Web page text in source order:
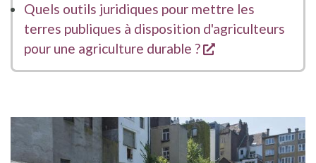
Quels outils juridiques pour mettre les
terres publiques à disposition d'agriculteurs
pour une agriculture durable ?
s'ouvre dans